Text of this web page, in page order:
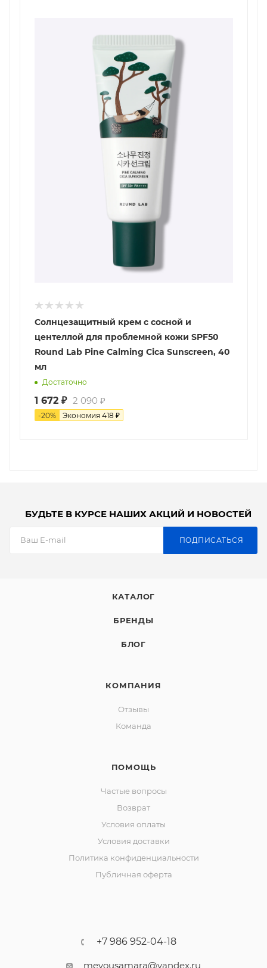
Солнцезащитный крем с сосной и
центеллой для проблемной кожи SPF50
Round Lab Pine Calming Cica Sunscreen, 40
мл
Достаточно
1 672 ₽ 2 090 ₽
-20% Экономия 418 ₽
БУДЬТЕ В КУРСЕ НАШИХ АКЦИЙ И НОВОСТЕЙ
ПОДПИСАТЬСЯ
КАТАЛОГ
БРЕНДЫ
БЛОГ
КОМПАНИЯ
Отзывы
Команда
ПОМОЩЬ
Частые вопросы
Возврат
Условия оплаты
Условия доставки
Политика конфиденциальности
Публичная оферта
+7 986 952-04-18
meyousamara@yandex.ru